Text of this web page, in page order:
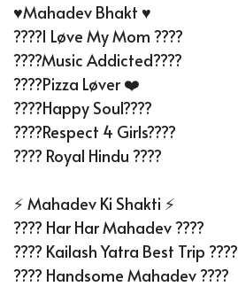
♥️Mahadev Bhakt ♥️
????I Løve My Mom ????
????Music Addicted????
????Pizza Løver ❤️
????Happy Soul????
????Respect 4 Girls????
????️ Royal Hindu ????
⚡️ Mahadev Ki Shakti ⚡️
???? Har Har Mahadev ????
???? Kailash Yatra Best Trip ????
???? Handsome Mahadev ????